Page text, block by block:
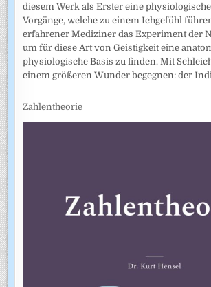
diesem Werk als Erster eine
Vorgänge, welche zu einem Ichgefühl
erfahrener Mediziner das Experiment der
um für diese Art von Geistigkeit eine
physiologische Basis zu finden. Mit
einem größeren Wunder begegnen: der
Zahlentheorie